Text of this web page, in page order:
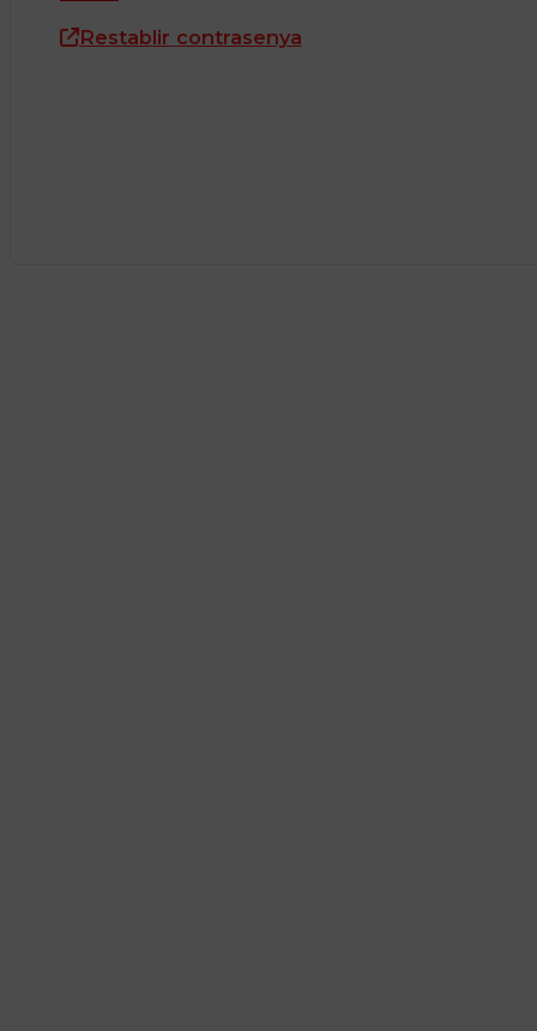
Restablir contrasenya